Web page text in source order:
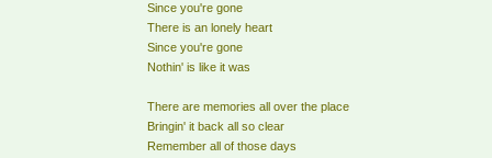
Since you're gone
There is an lonely heart
Since you're gone
Nothin' is like it was
There are memories all over the place
Bringin' it back all so clear
Remember all of those days